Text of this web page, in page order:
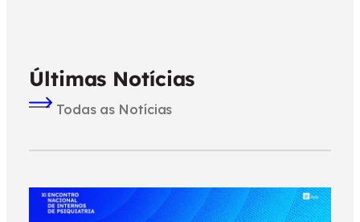
Últimas Notícias
Todas as Notícias